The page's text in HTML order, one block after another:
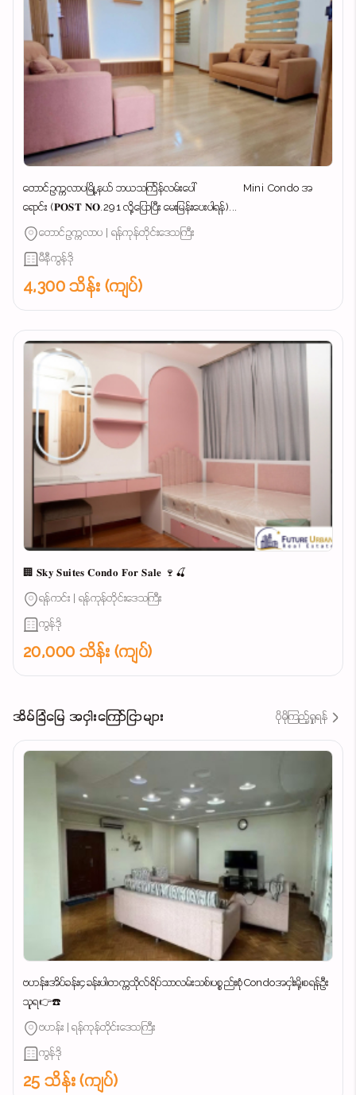
တောင်ဥက္ကလာပမြို့နယ် ဘယသင်္ကြန်လမ်းပေါ် Mini Condo အ
ရောင်း (𝐏𝐎𝐒𝐓 𝐍𝐎.291 လို့ပြောပြီး မေးမြန်းပေးပါရန်)...
တောင်ဥက္ကလာပ | ရန်ကုန်တိုင်းဒေသကြီး
မီနီကွန်ဒို
4,300 သိန်း (ကျပ်)
🏢 𝐒𝐤𝐲 𝐒𝐮𝐢𝐭𝐞𝐬 𝐂𝐨𝐧𝐝𝐨 𝐅𝐨𝐫 𝐒𝐚𝐥𝐞 🍷🍒
ရန်ကင်း | ရန်ကုန်တိုင်းဒေသကြီး
ကွန်ဒို
20,000 သိန်း (ကျပ်)
အိမ်ခြံမြေ အငှါးကြော်ငြာများ ပိုမိုကြည့်ရှုရန်
ဗဟန်း၊အိပ်ခန်း၄ခန်းပါ၊တက္ကသိုလ်ရိပ်သာလမ်းသစ်၊ပစ္စည်းစုံCondoအငှါးမို့၊စရန်ဦး
သူရ👉☎️
ဗဟန်း | ရန်ကုန်တိုင်းဒေသကြီး
ကွန်ဒို
25 သိန်း (ကျပ်)